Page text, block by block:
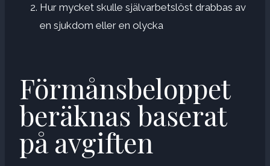
Hur mycket skulle självarbetslöst drabbas av
en sjukdom eller en olycka
Förmånsbeloppet
beräknas baserat
på avgiften